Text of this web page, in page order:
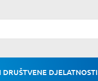
DJELATNOSTI